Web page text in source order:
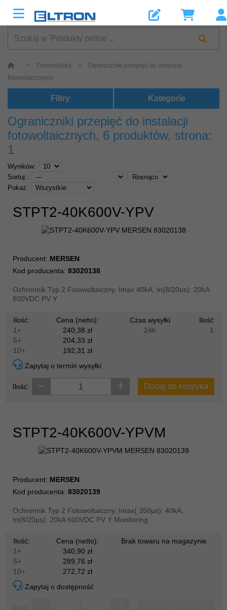
> Fotowoltaika >
Ograniczniki przepięć do instalacji
fotowoltaicznych
Filtry Kategorie
Ograniczniki przepięć do instalacji
fotowoltaicznych, 6 produktów, strona:
1
Wyników:
Sortuj::
Pokaż:
STPT2-40K600V-YPV
Producent: MERSEN
Kod producenta: 83020138
Ochronnik Typ 2 Fotowoltaiczny. Imax 40kA, In(8/20us): 20kA
600VDC PV Y
Ilość:
Cena (netto):
1+
240,38 zł
5+
204,33 zł
10+
192,31 zł
Czas wysyłki
Ilość
24h
1
Zapytaj o termin wysyłki
Ilość: Dodaj do koszyka
STPT2-40K600V-YPVM
Producent: MERSEN
Kod producenta: 83020139
Ochronnik Typ 2 Fotowoltaiczny. Imax( 350µs): 40kA,
In(8/20µs): 20kA 600VDC PV Y Monitoring
Ilość:
Cena (netto):
1+
340,90 zł
5+
289,76 zł
10+
272,72 zł
Brak towaru na magazynie
Zapytaj o dostępność